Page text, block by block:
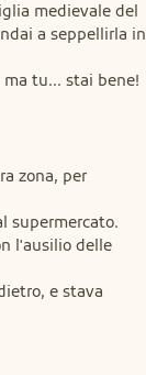
medievale del
a seppellirla in
tu... stai bene!
zona, per
supermercato.
l'ausilio delle
e stava